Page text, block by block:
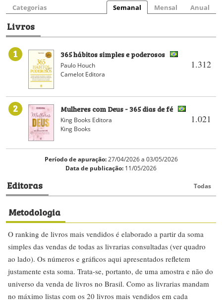
Categorias Semanal Mensal Anual
Livros
1
1.312
365 hábitos simples e poderosos
Paulo Houch
Camelot Editora
2
1.021
Mulheres com Deus - 365 dias de fé
King Books Editora
King Books
Período de apuração:27/04/2026 a 03/05/2026
Data de publicação: 11/05/2026
Editoras Todas
Metodologia
O ranking de livros mais vendidos é elaborado a partir da soma
simples das vendas de todas as livrarias consultadas (ver quadro
ao lado). Os números e gráficos aqui apresentados refletem
justamente esta soma. Trata-se, portanto, de uma amostra e não do
universo da venda de livros no Brasil. Como as livrarias mandam
no máximo listas com os 20 livros mais vendidos em cada